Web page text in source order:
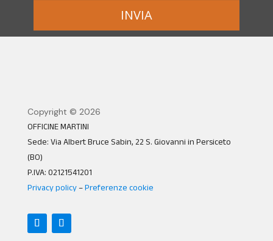
INVIA
Copyright © 2026
OFFICINE MARTINI
Sede: Via Albert Bruce Sabin, 22 S. Giovanni in Persiceto
(BO)
P.IVA: 02121541201
Privacy policy–Preferenze cookie